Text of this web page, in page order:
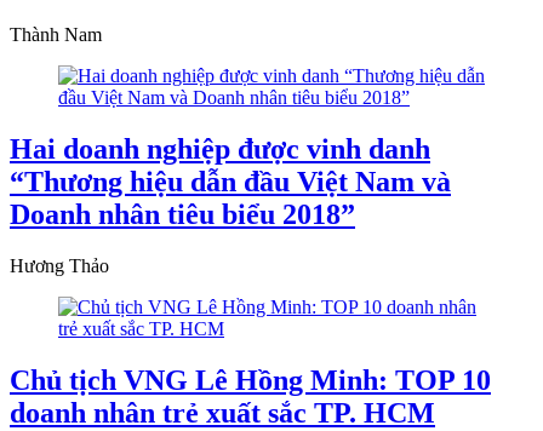
Thành Nam
Hai doanh nghiệp được vinh danh
“Thương hiệu dẫn đầu Việt Nam và
Doanh nhân tiêu biểu 2018”
Hương Thảo
Chủ tịch VNG Lê Hồng Minh: TOP 10
doanh nhân trẻ xuất sắc TP. HCM